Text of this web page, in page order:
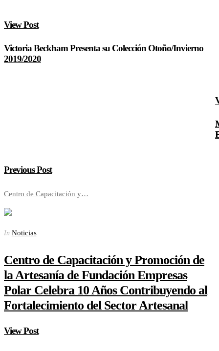
View Post
Victoria Beckham Presenta su Colección Otoño/Invierno
2019/2020
Previous Post
Centro de Capacitación y…
In Noticias
Centro de Capacitación y Promoción de
la Artesanía de Fundación Empresas
Polar Celebra 10 Años Contribuyendo al
Fortalecimiento del Sector Artesanal
View Post